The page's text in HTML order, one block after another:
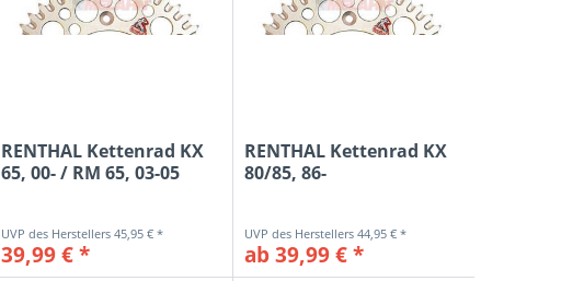
RENTHAL Kettenrad KX
65, 00- / RM 65, 03-05
45,95 € *
39,99 € *
RENTHAL Kettenrad KX
80/85, 86-
44,95 € *
ab 39,99 € *